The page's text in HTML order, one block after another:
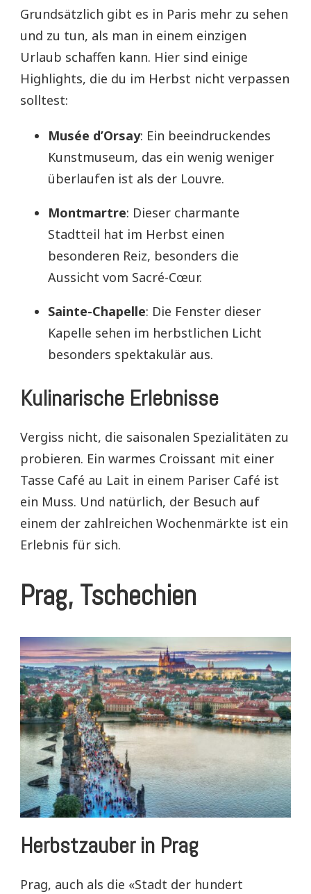
Grundsätzlich gibt es in Paris mehr zu sehen
und zu tun, als man in einem einzigen
Urlaub schaffen kann. Hier sind einige
Highlights, die du im Herbst nicht verpassen
solltest:
Musée d’Orsay: Ein beeindruckendes
Kunstmuseum, das ein wenig weniger
überlaufen ist als der Louvre.
Montmartre: Dieser charmante
Stadtteil hat im Herbst einen
besonderen Reiz, besonders die
Aussicht vom Sacré-Cœur.
Sainte-Chapelle: Die Fenster dieser
Kapelle sehen im herbstlichen Licht
besonders spektakulär aus.
Kulinarische Erlebnisse
Vergiss nicht, die saisonalen Spezialitäten zu
probieren. Ein warmes Croissant mit einer
Tasse Café au Lait in einem Pariser Café ist
ein Muss. Und natürlich, der Besuch auf
einem der zahlreichen Wochenmärkte ist ein
Erlebnis für sich.
Prag, Tschechien
Herbstzauber in Prag
Prag, auch als die «Stadt der hundert